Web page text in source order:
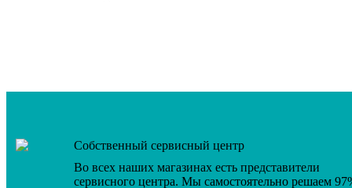
Собственный сервисный центр
Во всех наших магазинах есть представители
сервисного центра. Мы самостоятельно решаем